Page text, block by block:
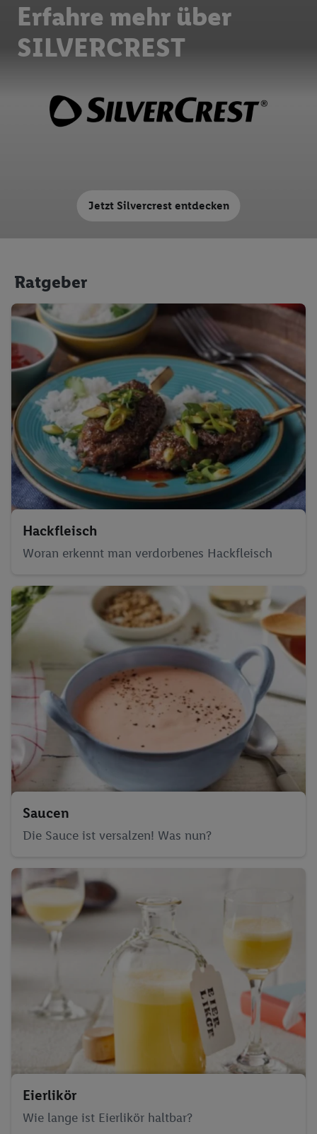
Jetzt Silvercrest entdecken
Erfahre mehr über
SILVERCREST
Ratgeber
Hackfleisch
Woran erkennt man verdorbenes Hackfleisch
Saucen
Die Sauce ist versalzen! Was nun?
Eierlikör
Wie lange ist Eierlikör haltbar?